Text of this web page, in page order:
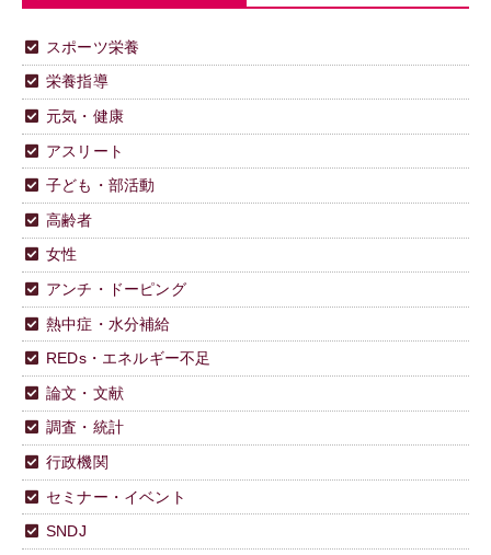
スポーツ栄養
栄養指導
元気・健康
アスリート
子ども・部活動
高齢者
女性
アンチ・ドーピング
熱中症・水分補給
REDs・エネルギー不足
論文・文献
調査・統計
行政機関
セミナー・イベント
SNDJ